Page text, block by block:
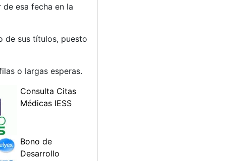
esa fecha en la
de sus títulos, puesto
o largas esperas.